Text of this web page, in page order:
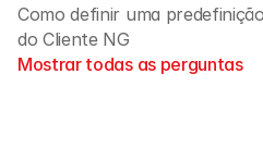
Como definir uma
do Cliente NG
Mostrar todas as perguntas